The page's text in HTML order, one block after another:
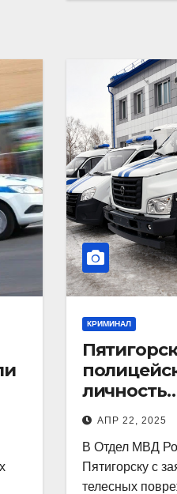
КРИМИНАЛ
личность
жителю
АПР 22, 2025
В Отдел МВД
Пятигорску с
телесных